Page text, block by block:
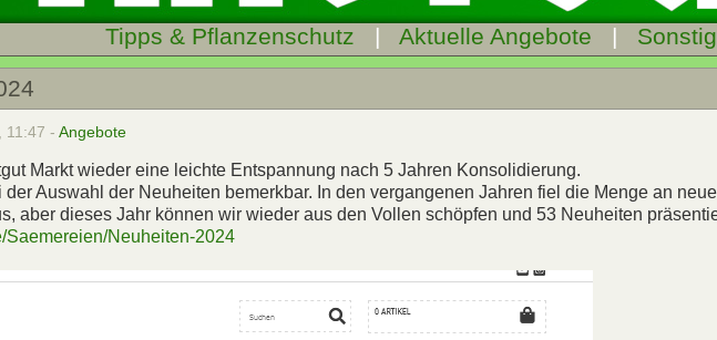
Tipps & Pflanzenschutz | Aktuelle Angebote |
11:47 -Angebote
Markt wieder eine leichte Entspannung nach 5 Jahren Konsolidierung.
Auswahl der Neuheiten bemerkbar. In den vergangenen Jahren fiel die Menge an
aber dieses Jahr können wir wieder aus den Vollen schöpfen und 53 Neuheiten
Saemereien/Neuheiten-2024